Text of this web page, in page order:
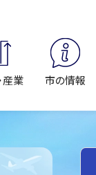
産業 市の情報